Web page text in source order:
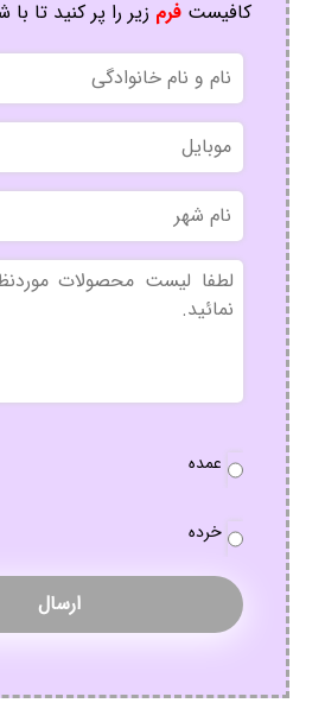
کافیستفرم زیر را پر کنید تا
نام
و
نام
خانوادگی
موبایل
نام
شهر
بدون
عنوان
سفارش
عمده
خرده